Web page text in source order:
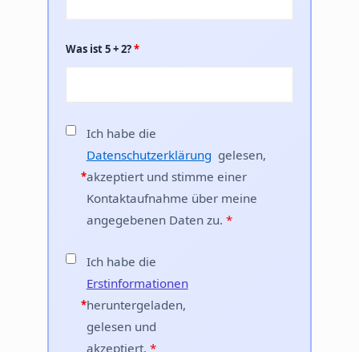
Was ist 5 + 2?*
*
Ich habe die
Datenschutzerklärung gelesen,
akzeptiert und stimme einer
Kontaktaufnahme über meine
angegebenen Daten zu. *
*
Ich habe die
Erstinformationen
heruntergeladen,
gelesen und
akzeptiert. *